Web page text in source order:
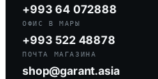
+993 64 072888
ОФИС В МАРЫ
+993 522 48878
ПОЧТА МАГАЗИНА
shop@garant.asia